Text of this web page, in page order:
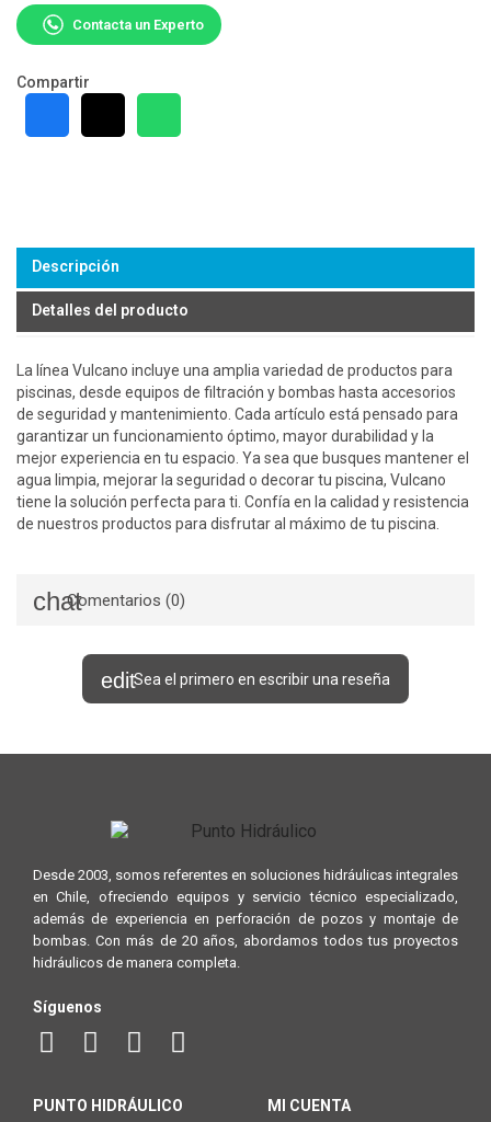
Contacta un Experto
Compartir
Descripción
Detalles del producto
La línea Vulcano incluye una amplia variedad de productos para
piscinas, desde equipos de filtración y bombas hasta accesorios
de seguridad y mantenimiento. Cada artículo está pensado para
garantizar un funcionamiento óptimo, mayor durabilidad y la
mejor experiencia en tu espacio. Ya sea que busques mantener el
agua limpia, mejorar la seguridad o decorar tu piscina, Vulcano
tiene la solución perfecta para ti. Confía en la calidad y resistencia
de nuestros productos para disfrutar al máximo de tu piscina.
Comentarios (0)
Sea el primero en escribir una reseña
Desde 2003, somos referentes en soluciones hidráulicas integrales
en Chile, ofreciendo equipos y servicio técnico especializado,
además de experiencia en perforación de pozos y montaje de
bombas. Con más de 20 años, abordamos todos tus proyectos
hidráulicos de manera completa.
Síguenos
PUNTO HIDRÁULICO MI CUENTA